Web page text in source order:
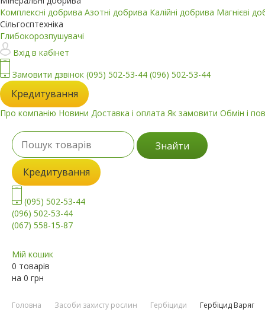
Комплексні добрива Азотні добрива Калійні добрива Магнієві
Сільгосптехніка
Глибокорозпушувачі
Вхід в кабінет
Замовити дзвінок (095) 502-53-44 (096) 502-53-44
Кредитування
Про компанію Новини Доставка і оплата Як замовити Обмін і
Знайти
Кредитування
(095) 502-53-44
(096) 502-53-44
(067) 558-15-87
Мій кошик
0 товарів
на 0 грн
Головна Засоби захисту рослин Гербіциди Гербіцид Варяг